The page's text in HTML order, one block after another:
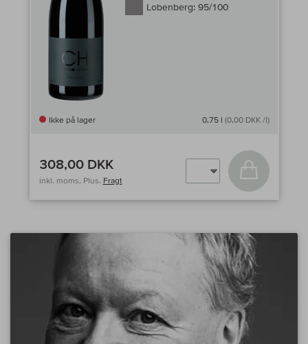
Lobenberg: 95/100
Ikke på lager 0,75 l (0,00 DKK /l)
308,00 DKK
inkl. moms, Plus. Fragt
Læg i kurv